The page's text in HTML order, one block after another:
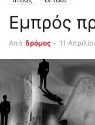
Εμπρός
Από δρόμος - 11